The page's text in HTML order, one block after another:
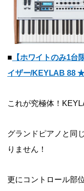
■ 【ホワイトのみ1
イザー/KEYLAB 88
これが究極体！
グランドピアノと同
りません！
更にコントロール部